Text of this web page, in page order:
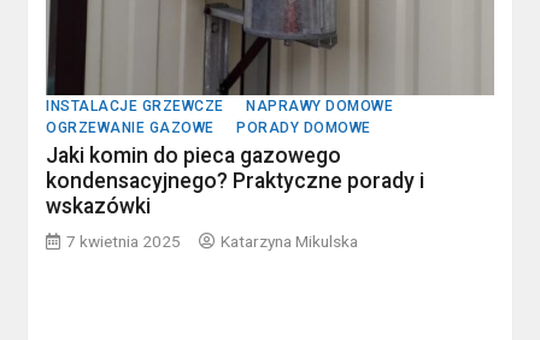
INSTALACJE GRZEWCZE
NAPRAWY DOMOWE
OGRZEWANIE GAZOWE
PORADY DOMOWE
Jaki komin do pieca gazowego
kondensacyjnego? Praktyczne porady i
wskazówki
7 kwietnia 2025 Katarzyna Mikulska